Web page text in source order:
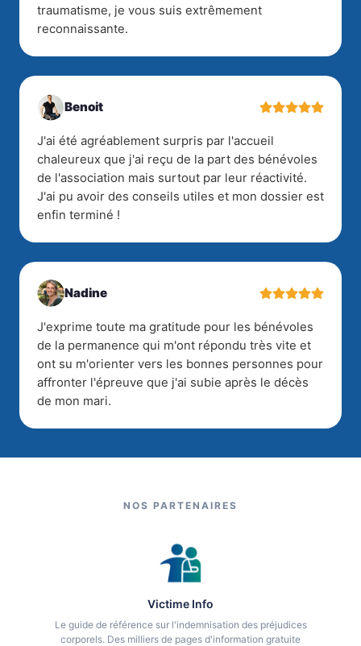
traumatisme, je vous suis extrêmement
reconnaissante.
Benoit
J'ai été agréablement surpris par l'accueil
chaleureux que j'ai reçu de la part des bénévoles
de l'association mais surtout par leur réactivité.
J'ai pu avoir des conseils utiles et mon dossier est
enfin terminé !
Nadine
J'exprime toute ma gratitude pour les bénévoles
de la permanence qui m'ont répondu très vite et
ont su m'orienter vers les bonnes personnes pour
affronter l'épreuve que j'ai subie après le décès
de mon mari.
NOS PARTENAIRES
Victime Info
Le guide de référence sur l'indemnisation des préjudices
corporels. Des milliers de pages d'information gratuite